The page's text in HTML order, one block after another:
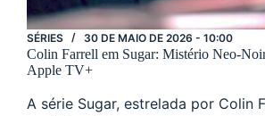
SÉRIES 30 DE MAIO DE 2026 - 10:00
Colin Farrell em Sugar: Mistério Neo-
Apple TV+
A série Sugar, estrelada por Colin